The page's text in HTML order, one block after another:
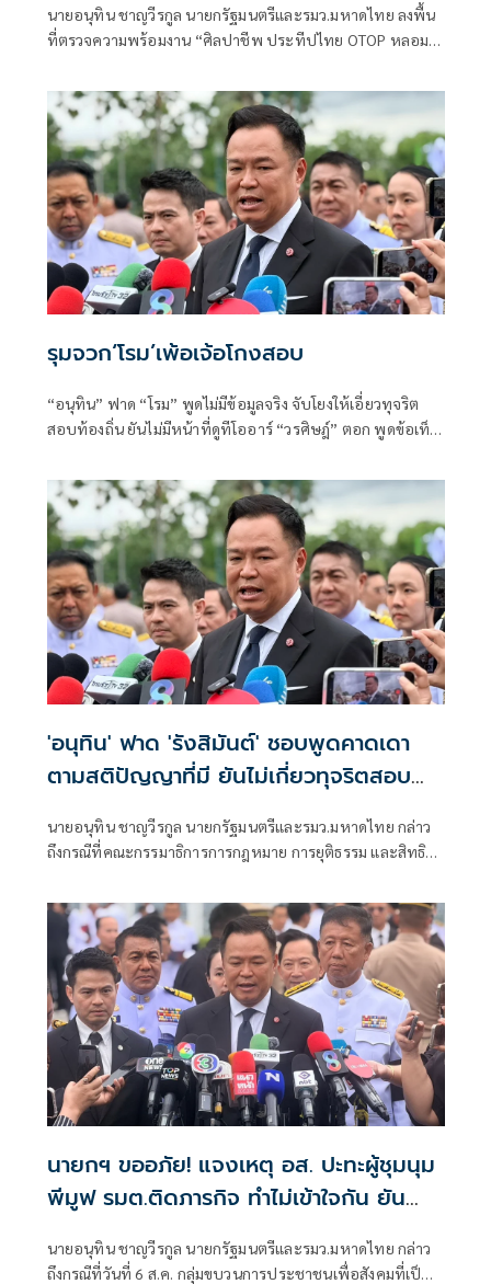
นายอนุทิน ชาญวีรกูล นายกรัฐมนตรีและรมว.มหาดไทย ลงพื้น
ที่ตรวจความพร้อมงาน “ศิลปาชีพ ประทีปไทย OTOP หลอม
สิงหาคม นี้ ณ อาคารชาเลนเจอร์ 1–3 อิมแพ็ค เมืองทองธานี ซึ่ง
นายกรัฐมนตรีจะเดินทางมาเปิดงานอย่างเป็นทางการ ในวัน
จันทร์ที่ 10 สิงหาคม
รุมจวก‘โรม’เพ้อเจ้อโกงสอบ
“อนุทิน” ฟาด “โรม” พูดไม่มีข้อมูลจริง จับโยงให้เอี่ยวทุจริต
สอบท้องถิ่น ยันไม่มีหน้าที่ดูทีโออาร์ “วรศิษฎ์” ตอก พูดข้อเท็จ
'อนุทิน' ฟาด 'รังสิมันต์' ชอบพูดคาดเดา
ตามสติปัญญาที่มี ยันไม่เกี่ยวทุจริตสอบ
นายอนุทิน ชาญวีรกูล นายกรัฐมนตรีและรมว.มหาดไทย กล่าว
ถึงกรณีที่คณะกรรมาธิการการกฎหมาย การยุติธรรม และสิทธิ
กรรมาธิการ มีการอ้างชื่อนายกรัฐมนตรี เข้าไปเกี่ยวข้องกับการ
ทุจริตสอบท้องถิ่น
นายกฯ ขออภัย! แจงเหตุ อส. ปะทะผู้ชุมนุม
พีมูฟ รมต.ติดภารกิจ ทำไม่เข้าใจกัน ยัน
นายอนุทิน ชาญวีรกูล นายกรัฐมนตรีและรมว.มหาดไทย กล่าว
ถึงกรณีที่วันที่ 6 ส.ค. กลุ่มขบวนการประชาชนเพื่อสังคมที่เป็น